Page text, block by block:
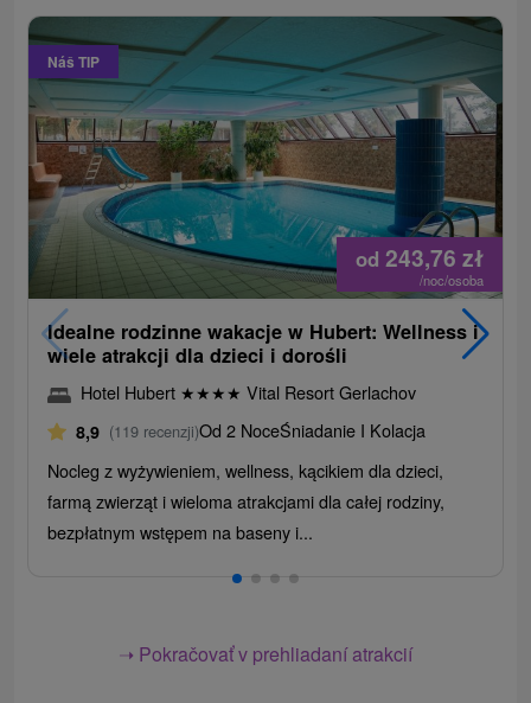
Náš TIP
od 243,76zł
/noc/osoba
Idealne rodzinne wakacje w Hubert: Wellness i
wiele atrakcji dla dzieci i dorośli
Hotel Hubert ★★★★ Vital Resort Gerlachov
8,9 (119 recenzji)Od 2 NoceŚniadanie I Kolacja
Nocleg z wyżywieniem, wellness, kącikiem dla dzieci,
farmą zwierząt i wieloma atrakcjami dla całej rodziny,
bezpłatnym wstępem na baseny i...
➝ Pokračovať v prehliadaní atrakcií